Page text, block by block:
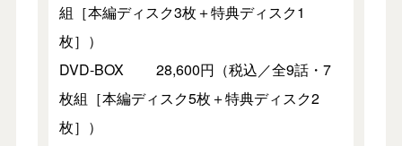
組［本編ディスク3枚＋特典ディスク1
枚］）
DVD-BOX 28,600円（税込／全9話・7
枚組［本編ディスク5枚＋特典ディスク2
枚］）